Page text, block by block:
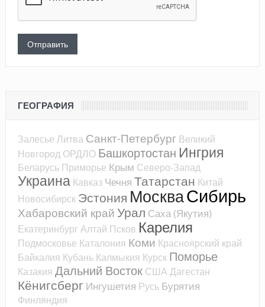
ГЕОГРАФИЯ
Залесье Литва Санкт-Петербург Великий
Новгород ОРДЛО Башкортостан Ингрия
Беларусь Приморье Крым Северо-Запад
Украина Кавказ Чечня Татарстан Китай
Новосибирск Эстония МоскваСибирь
Хабаровский край Урал Саха (Якутия)
Екатеринбург Алтай Псков Карелия
Подмосковье Каталония Коми Красноярский край
Байкалия Кубань Калмыкия Курск Поморье
Казакия Дальний Восток США Дагестан
Кёнигсберг Ингушетия Русь Бурятия
Финляндия